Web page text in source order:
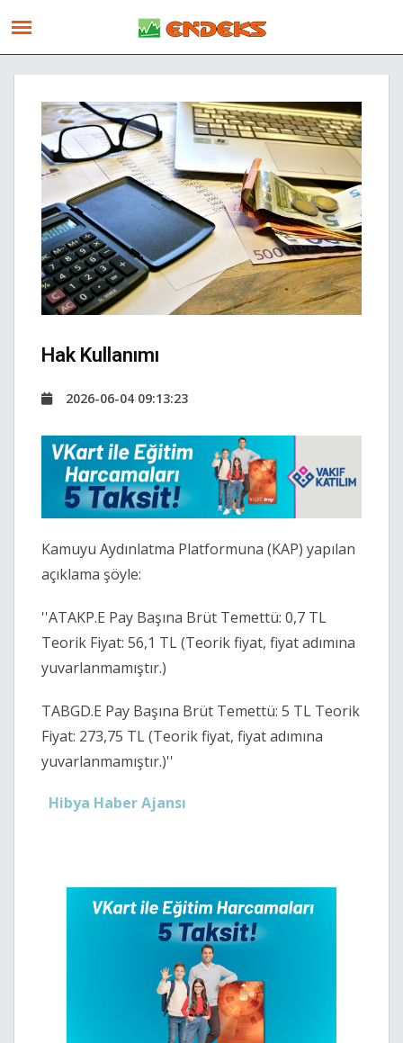
Hak Kullanımı
2026-06-04 09:13:23
Kamuyu Aydınlatma Platformuna (KAP) yapılan
açıklama şöyle:
''ATAKP.E Pay Başına Brüt Temettü: 0,7 TL
Teorik Fiyat: 56,1 TL (Teorik fiyat, fiyat adımına
yuvarlanmamıştır.)
TABGD.E Pay Başına Brüt Temettü: 5 TL Teorik
Fiyat: 273,75 TL (Teorik fiyat, fiyat adımına
yuvarlanmamıştır.)''
Hibya Haber Ajansı